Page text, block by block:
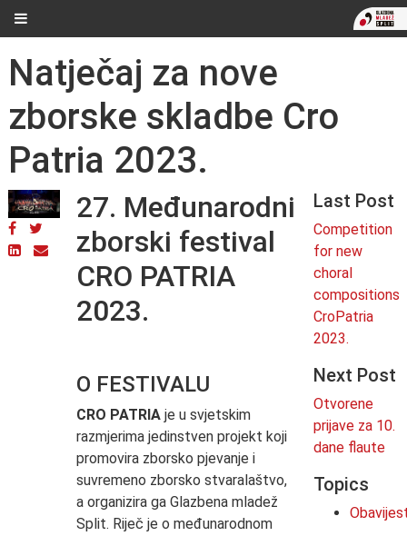
Natječaj za nove
zborske skladbe Cro
Patria 2023.
27. Međunarodni
zborski festival
CRO PATRIA
2023.
O FESTIVALU
CRO PATRIAje u svjetskim
razmjerima jedinstven projekt koji
promovira zborsko pjevanje i
suvremeno zborsko stvaralaštvo,
a organizira ga Glazbena mladež
Split. Riječ je o međunarodnom
Last Post
Competition
for new
choral
compositions
CroPatria
2023.
Next Post
Otvorene
prijave za 10.
dane flaute
Topics